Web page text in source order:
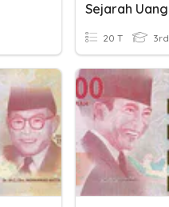
Sejarah Uang
20 T 3rd